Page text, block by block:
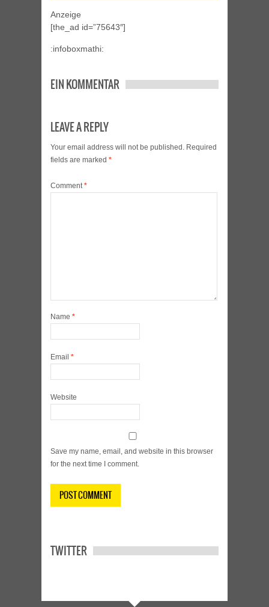
Anzeige
[the_ad id=”75643″]
:infoboxmathi:
EIN KOMMENTAR
LEAVE A REPLY
Your email address will not be published. Required
fields are marked *
Comment*
Name *
Email *
Website
Save my name, email, and website in this browser
for the next time I comment.
TWITTER